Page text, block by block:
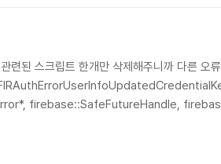
된 스크립트 한개만 삭제해주니까 다른 오
firebase::SafeFutureHandle,